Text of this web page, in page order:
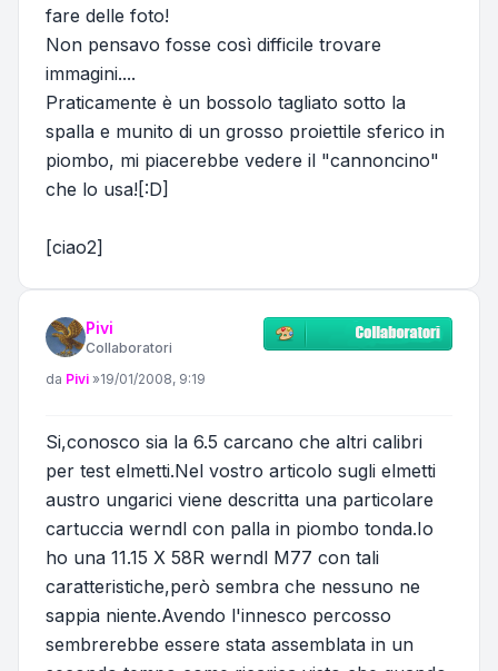
fare delle foto!
Non pensavo fosse così difficile trovare
immagini....
Praticamente è un bossolo tagliato sotto la
spalla e munito di un grosso proiettile sferico in
piombo, mi piacerebbe vedere il "cannoncino"
che lo usa![:D]
[ciao2]
Pivi
Collaboratori
Messaggio
da Pivi »19/01/2008, 9:19
Si,conosco sia la 6.5 carcano che altri calibri
per test elmetti.Nel vostro articolo sugli elmetti
austro ungarici viene descritta una particolare
cartuccia werndl con palla in piombo tonda.Io
ho una 11.15 X 58R werndl M77 con tali
caratteristiche,però sembra che nessuno ne
sappia niente.Avendo l'innesco percosso
sembrerebbe essere stata assemblata in un